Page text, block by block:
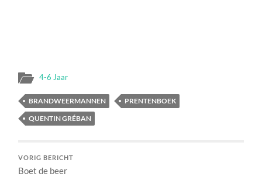
4-6 Jaar
BRANDWEERMANNEN
PRENTENBOEK
QUENTIN GRÉBAN
VORIG BERICHT
Boet de beer